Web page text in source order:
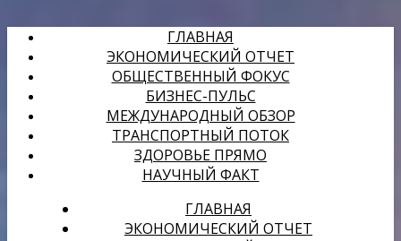
ГЛАВНАЯ
ЭКОНОМИЧЕСКИЙ ОТЧЕТ
ОБЩЕСТВЕННЫЙ ФОКУС
БИЗНЕС-ПУЛЬС
МЕЖДУНАРОДНЫЙ ОБЗОР
ТРАНСПОРТНЫЙ ПОТОК
ЗДОРОВЬЕ ПРЯМО
НАУЧНЫЙ ФАКТ
ГЛАВНАЯ
ЭКОНОМИЧЕСКИЙ ОТЧЕТ